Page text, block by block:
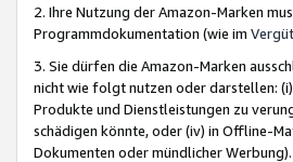
2. Ihre Nutzung der Amazon-Marken
Programmdokumentation (wie im
3. Sie dürfen die Amazon-Marken
nicht wie folgt nutzen oder darstellen:
Produkte und Dienstleistungen zu
schädigen könnte, oder (iv) in Offline-
Dokumenten oder mündlicher Werbung).